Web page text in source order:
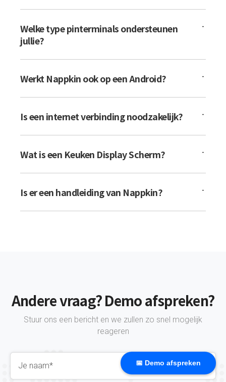
📅 Demo afspreken
Welke type pinterminals ondersteunen
jullie?
Werkt Nappkin ook op een Android?
Is een internet verbinding noodzakelijk?
Wat is een Keuken Display Scherm?
Is er een handleiding van Nappkin?
Andere vraag? Demo afspreken?
Stuur ons een bericht en we zullen zo snel mogelijk
reageren